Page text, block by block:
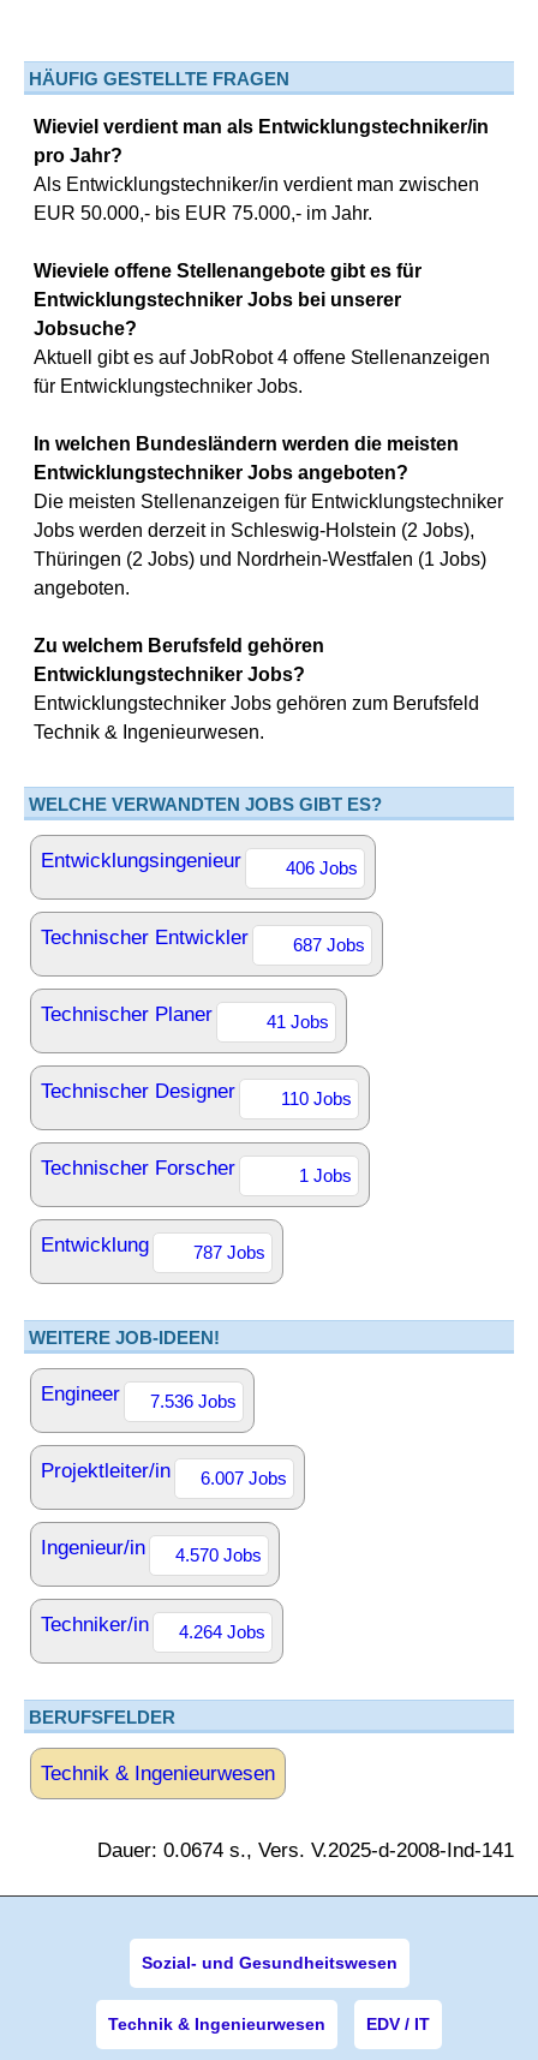
HÄUFIG GESTELLTE FRAGEN
Wieviel verdient man als Entwicklungstechniker/in
pro Jahr?
Als Entwicklungstechniker/in verdient man zwischen
EUR 50.000,- bis EUR 75.000,- im Jahr.
Wieviele offene Stellenangebote gibt es für
Entwicklungstechniker Jobs bei unserer
Jobsuche?
Aktuell gibt es auf JobRobot 4 offene Stellenanzeigen
für Entwicklungstechniker Jobs.
In welchen Bundesländern werden die meisten
Entwicklungstechniker Jobs angeboten?
Die meisten Stellenanzeigen für Entwicklungstechniker
Jobs werden derzeit in Schleswig-Holstein (2 Jobs),
Thüringen (2 Jobs) und Nordrhein-Westfalen (1 Jobs)
angeboten.
Zu welchem Berufsfeld gehören
Entwicklungstechniker Jobs?
Entwicklungstechniker Jobs gehören zum Berufsfeld
Technik & Ingenieurwesen.
WELCHE VERWANDTEN JOBS GIBT ES?
Entwicklungsingenieur 406 Jobs
Technischer Entwickler 687 Jobs
Technischer Planer 41 Jobs
Technischer Designer 110 Jobs
Technischer Forscher 1 Jobs
Entwicklung 787 Jobs
WEITERE JOB-IDEEN!
Engineer 7.536 Jobs
Projektleiter/in 6.007 Jobs
Ingenieur/in 4.570 Jobs
Techniker/in 4.264 Jobs
BERUFSFELDER
Technik & Ingenieurwesen
Dauer: 0.0674 s., Vers. V.2025-d-2008-Ind-141
Sozial- und Gesundheitswesen
Technik & Ingenieurwesen EDV / IT